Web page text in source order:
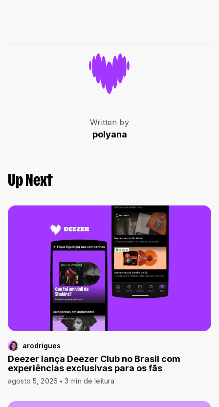
Written by
polyana
Up Next
arodrigues
Deezer lança Deezer Club no Brasil com
experiências exclusivas para os fãs
agosto 5, 2026 3 min de leitura